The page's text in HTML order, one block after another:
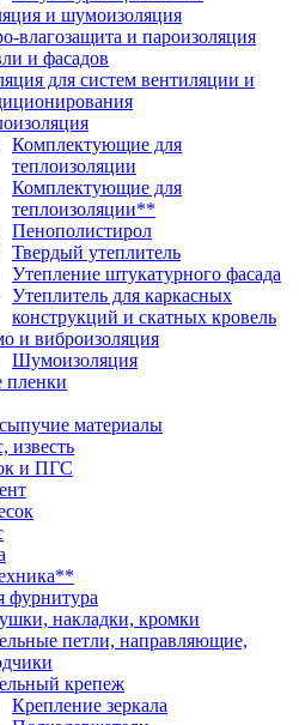
и шумоизоляция
влагозащита и пароизоляция
и фасадов
для систем вентиляции и
Комплектующие для
теплоизоляции
Комплектующие для
теплоизоляции**
Пенополистирол
Твердый утеплитель
Утепление штукатурного фасада
Утеплитель для каркасных
конструкций и скатных кровель
и виброизоляция
Шумоизоляция
материалы
известь
и ПГС
фурнитура
накладки, кромки
петли, направляющие,
крепеж
Крепление зеркала